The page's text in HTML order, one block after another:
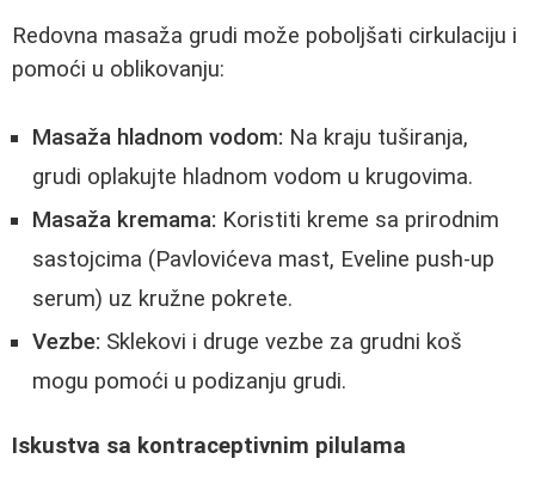
Redovna masaža grudi može poboljšati cirkulaciju i
pomoći u oblikovanju:
Masaža hladnom vodom: Na kraju tuširanja,
grudi oplakujte hladnom vodom u krugovima.
Masaža kremama: Koristiti kreme sa prirodnim
sastojcima (Pavlovićeva mast, Eveline push-up
serum) uz kružne pokrete.
Vezbe: Sklekovi i druge vezbe za grudni koš
mogu pomoći u podizanju grudi.
Iskustva sa kontraceptivnim pilulama